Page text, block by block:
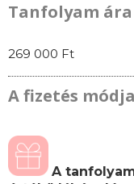
Tanfolyam ára
269 000 Ft
A fizetés módja
A